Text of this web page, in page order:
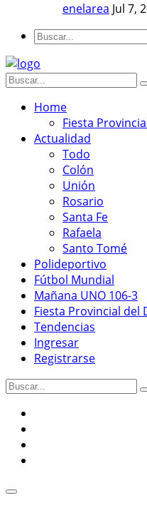
enelarea Jul 7,
Home
Fiesta
Actualidad
Todo
Colón
Unión
Rosario
Santa Fe
Rafaela
Santo Tomé
Polideportivo
Fútbol Mundial
Mañana UNO 106-3
Fiesta Provincial del
Tendencias
Ingresar
Registrarse